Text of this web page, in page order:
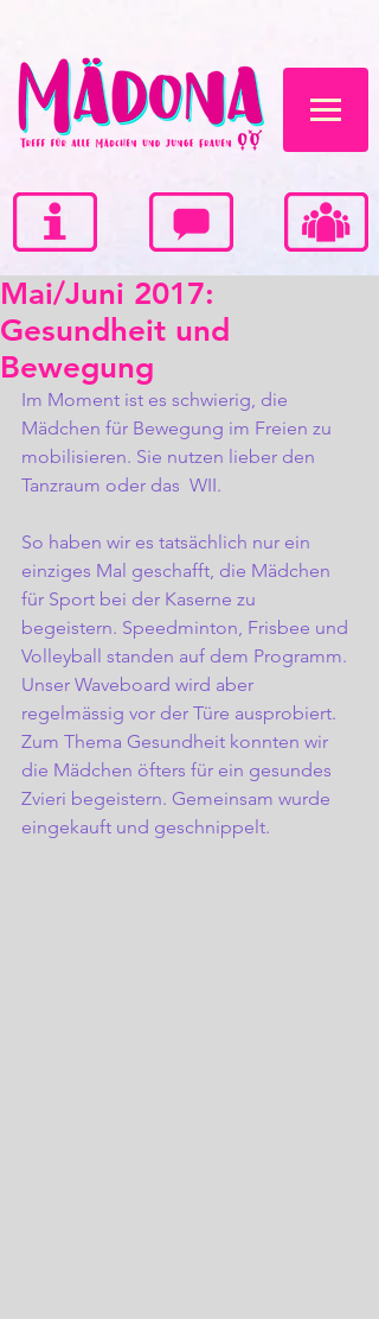
Mai/Juni 2017:
Gesundheit und
Bewegung
Im Moment ist es schwierig, die
Mädchen für Bewegung im Freien zu
mobilisieren. Sie nutzen lieber den
Tanzraum oder das  WII.
So haben wir es tatsächlich nur ein
einziges Mal geschafft, die Mädchen
für Sport bei der Kaserne zu
begeistern. Speedminton, Frisbee und
Volleyball standen auf dem Programm.
Unser Waveboard wird aber
regelmässig vor der Türe ausprobiert.
Zum Thema Gesundheit konnten wir
die Mädchen öfters für ein gesundes
Zvieri begeistern. Gemeinsam wurde
eingekauft und geschnippelt.